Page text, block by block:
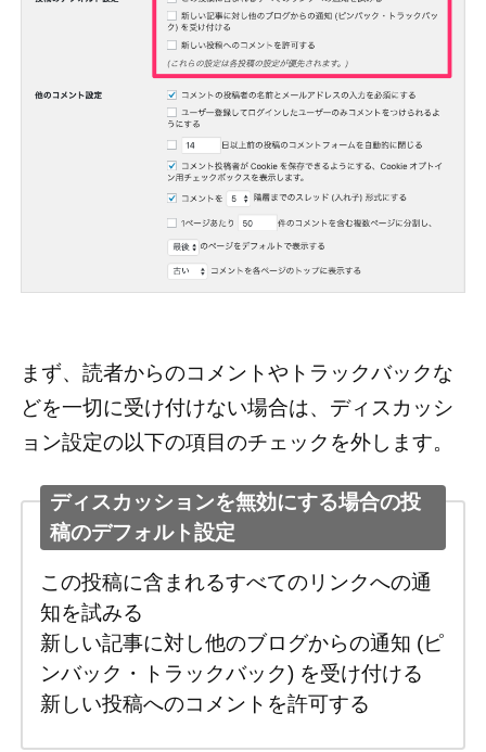
まず、読者からのコメントやトラックバックな
どを一切に受け付けない場合は、ディスカッシ
ョン設定の以下の項目のチェックを外します。
ディスカッションを無効にする場合の投
稿のデフォルト設定
この投稿に含まれるすべてのリンクへの通
知を試みる
新しい記事に対し他のブログからの通知 (ピ
ンバック・トラックバック) を受け付ける
新しい投稿へのコメントを許可する